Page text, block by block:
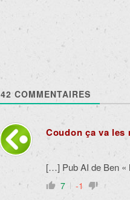
articles
42 COMMENTAIRES
Coudon ça va les
[…] Pub AI de Ben «
7 -1